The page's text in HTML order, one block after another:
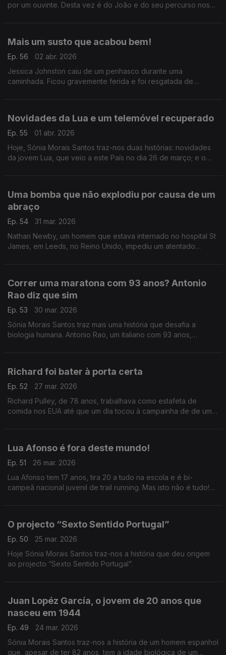
por um ouvinte. Desta vez é do João e do seu percurso nos
Mais um susto que acabou bem!
Ep. 56
02 abr. 2026
Jessica Johnston caiu de um penhasco durante uma
caminhada. Ficou gravemente ferida e foi resgatada de
Novidades da Lua e um telemóvel recuperado
Ep. 55
01 abr. 2026
Hoje, Sónia Morais Santos traz-nos duas histórias: novidades
da jovem Lua, que veio a este País no dia 26 de março; e o
Uma bomba que não explodiu por causa de um
abraço
Ep. 54
31 mar. 2026
Nathan Newby, um homem que estava internado no hospital St
James, em Leeds, no Reino Unido, impediu um atentado
Correr uma maratona com 93 anos? Antonio
Rao diz que sim
Ep. 53
30 mar. 2026
Sónia Morais Santos traz mais uma história que desafia a
biologia humana. Antonio Rao, um italiano com 93 anos,
Richard foi bater à porta certa
Ep. 52
27 mar. 2026
Richard Pulley, de 78 anos, trabalhava como estafeta de
comida nos EUA até que um dia tocou à campainha de de uma
Lua Afonso é fora deste mundo!
Ep. 51
26 mar. 2026
Lua Afonso tem 17 anos, tira 20 a tudo na escola e é bi-
campeã nacional juvenil de trail running. Mas isto não é tudo!
O projecto “Sexto Sentido Portugal”
Ep. 50
25 mar. 2026
Hoje Sónia Morais Santos traz-nos a história que deu origem
ao projecto “Sexto Sentido Portugal”.
Juan Lopéz García, o jovem de 20 anos que
nasceu em 1944
Ep. 49
24 mar. 2026
Sónia Morais Santos traz-nos a história de um homem espanhol
que, apesar de ter 82 anos, tem a idade biológica de um